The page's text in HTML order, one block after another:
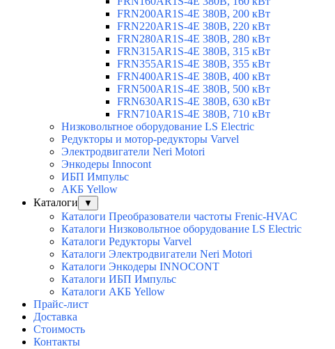
FRN200AR1S-4E 380В, 200 кВт
FRN220AR1S-4E 380В, 220 кВт
FRN280AR1S-4E 380В, 280 кВт
FRN315AR1S-4E 380В, 315 кВт
FRN355AR1S-4E 380В, 355 кВт
FRN400AR1S-4E 380В, 400 кВт
FRN500AR1S-4E 380В, 500 кВт
FRN630AR1S-4E 380В, 630 кВт
FRN710AR1S-4E 380В, 710 кВт
Низковольтное оборудование LS Electric
Редукторы и мотор-редукторы Varvel
Электродвигатели Neri Motori
Энкодеры Innocont
ИБП Импульс
АКБ Yellow
Каталоги
▼
Каталоги Преобразователи частоты Frenic-HVAC
Каталоги Низковольтное оборудование LS Electric
Каталоги Редукторы Varvel
Каталоги Электродвигатели Neri Motori
Каталоги Энкодеры INNOCONT
Каталоги ИБП Импульс
Каталоги АКБ Yellow
Прайс-лист
Доставка
Стоимость
Контакты